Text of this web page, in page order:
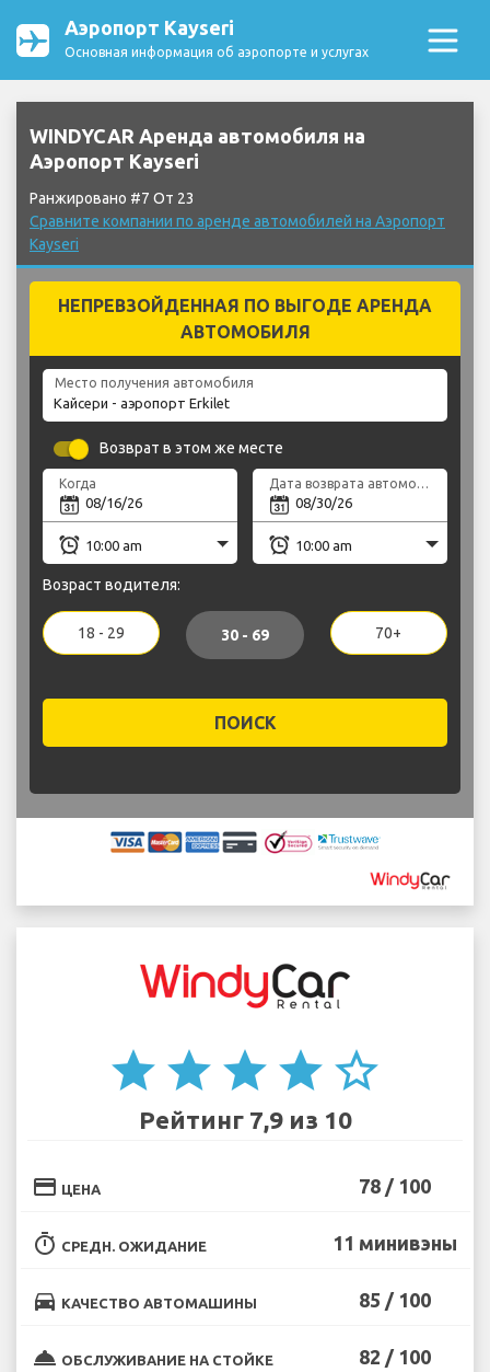
Аэропорт Kayseri
Основная информация об аэропорте и услугах
WINDYCAR Аренда автомобиля на
Аэропорт Kayseri
Ранжировано #7 От 23
Сравните компании по аренде автомобилей на Аэропорт
Kayseri
НЕПРЕВЗОЙДЕННАЯ ПО ВЫГОДЕ АРЕНДА
АВТОМОБИЛЯ
Место получения автомобиля
Возврат в этом же месте
Когда Дата возврата автомобиля
Возраст водителя:
18 - 29 30 - 69 70+
ПОИСК
star star star star star_border
Рейтинг 7,9 из 10
credit_card ЦЕНА 78 / 100
timer СРЕДН. ОЖИДАНИЕ 11 минивэны
directions_car КАЧЕСТВО АВТОМАШИНЫ 85 / 100
room_service ОБСЛУЖИВАНИЕ НА СТОЙКЕ 82 / 100